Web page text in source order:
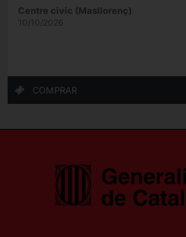
Centre civic (Masllorenç)
10/10/2026